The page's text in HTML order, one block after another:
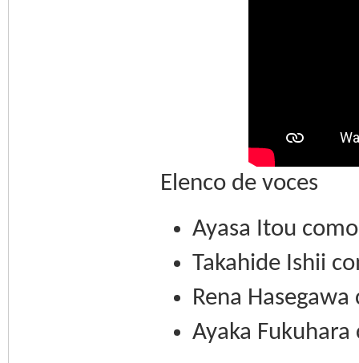
Elenco de voces
Ayasa Itou
Takahide Ishii
Rena
Ayaka Fukuhara